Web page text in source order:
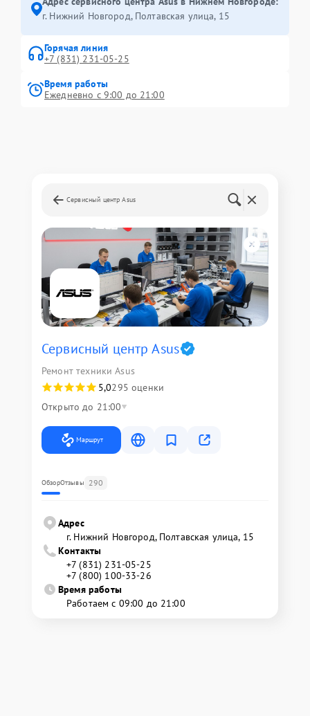
г. Нижний Новгород, Полтавская улица, 15
Горячая линия
+7 (831) 231-05-25
Время работы
Ежедневно с 9:00 до 21:00
Сервисный центр Asus
Сервисный центр Asus
Ремонт техники Asus
5,0295 оценки
Открыто до 21:00
Маршрут
ОбзорОтзывы 290
Адрес
г. Нижний Новгород, Полтавская улица, 15
Контакты
+7 (831) 231-05-25
+7 (800) 100-33-26
Время работы
Работаем с 09:00 до 21:00